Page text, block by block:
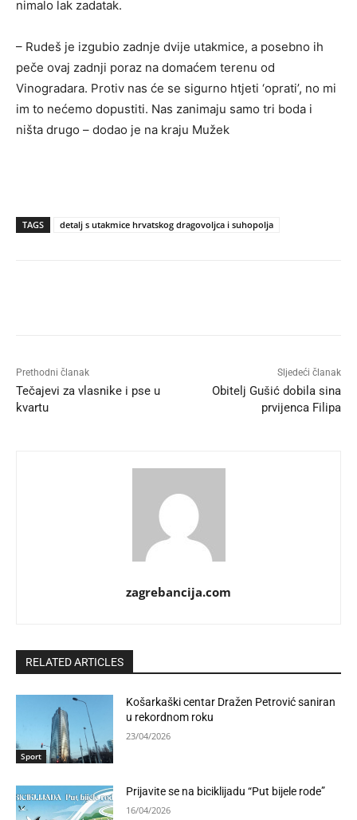
nimalo lak zadatak.
– Rudeš je izgubio zadnje dvije utakmice, a posebno ih
peče ovaj zadnji poraz na domaćem terenu od
Vinogradara. Protiv nas će se sigurno htjeti ‘oprati’, no mi
im to nećemo dopustiti. Nas zanimaju samo tri boda i
ništa drugo – dodao je na kraju Mužek
TAGS detalj s utakmice hrvatskog dragovoljca i suhopolja
Prethodni članak
Tečajevi za vlasnike i pse u
kvartu
Sljedeći članak
Obitelj Gušić dobila sina
prvijenca Filipa
zagrebancija.com
RELATED ARTICLES
Sport
Košarkaški centar Dražen Petrović saniran
u rekordnom roku
23/04/2026
Prijavite se na biciklijadu “Put bijele rode”
16/04/2026